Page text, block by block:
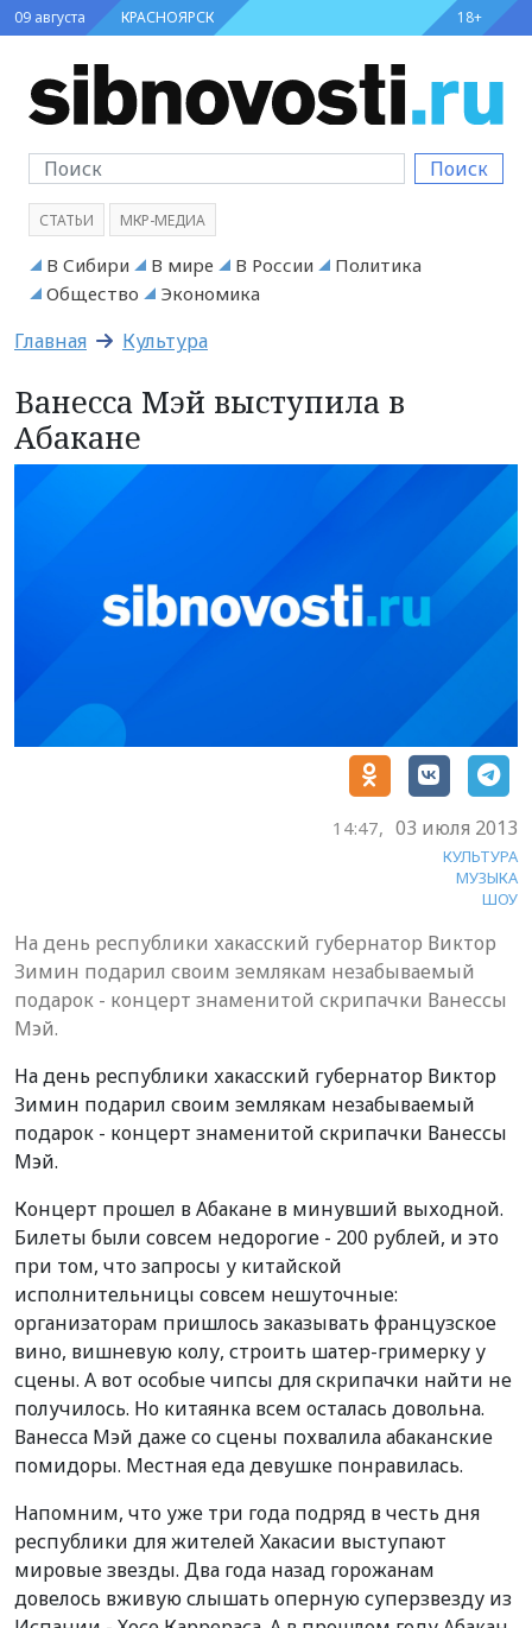
09 августа КРАСНОЯРСК 18+
Поиск
СТАТЬИ МКР-МЕДИА
В Сибири В мире В России
Политика
Общество
Экономика
Главная Культура
Ванесса Мэй выступила в
Абакане
14:47, 03 июля 2013
КУЛЬТУРА
МУЗЫКА
ШОУ
На день республики хакасский губернатор Виктор
Зимин подарил своим землякам незабываемый
подарок - концерт знаменитой скрипачки Ванессы
Мэй.
На день республики хакасский губернатор Виктор
Зимин подарил своим землякам незабываемый
подарок - концерт знаменитой скрипачки Ванессы
Мэй.
Концерт прошел в Абакане в минувший выходной.
Билеты были совсем недорогие - 200 рублей, и это
при том, что запросы у китайской
исполнительницы совсем нешуточные:
организаторам пришлось заказывать французское
вино, вишневую колу, строить шатер-гримерку у
сцены. А вот особые чипсы для скрипачки найти не
получилось. Но китаянка всем осталась довольна.
Ванесса Мэй даже со сцены похвалила абаканские
помидоры. Местная еда девушке понравилась.
Напомним, что уже три года подряд в честь дня
республики для жителей Хакасии выступают
мировые звезды. Два года назад горожанам
довелось вживую слышать оперную суперзвезду из